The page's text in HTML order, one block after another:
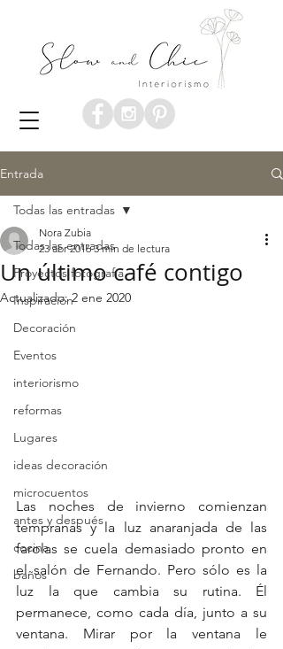
Entrada
Todas las entradas
Proyectos fotografía
Inspiración
Decoración
Eventos
interiorismo
reformas
Lugares
ideas decoración
microcuentos
antes y después
cocina
baños
Todas las entradas
Un último café contigo
Nora Zubia
23 abr 2016 3 min de lectura
Actualizado:2 ene 2020
Las noches de invierno comienzan
tempranas y la luz anaranjada de las
farolas se cuela demasiado pronto en
el salón de Fernando. Pero sólo es la
luz la que cambia su rutina. Él
permanece, como cada día, junto a su
ventana. Mirar por la ventana le